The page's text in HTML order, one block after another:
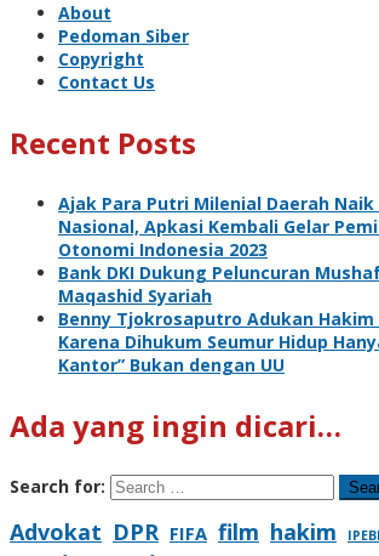
About
Pedoman Siber
Copyright
Contact Us
Recent Posts
Ajak Para Putri Milenial Daerah Naik
Nasional, Apkasi Kembali Gelar
Otonomi Indonesia 2023
Bank DKI Dukung Peluncuran
Maqashid Syariah
Benny Tjokrosaputro Adukan Hakim
Karena Dihukum Seumur Hidup
Kantor” Bukan dengan UU
Ada yang ingin dicari…
Search for:
Advokat DPR FIFA film hakim